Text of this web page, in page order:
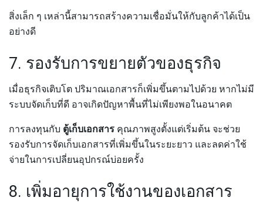
สิ่งเล็ก ๆ เหล่านี้สามารถสร้างความเชื่อมั่นให้กับลูกค้าได้เป็น
อย่างดี
7. รองรับการขยายตัวของธุรกิจ
เมื่อธุรกิจเติบโต ปริมาณเอกสารก็เพิ่มขึ้นตามไปด้วย หากไม่มี
ระบบจัดเก็บที่ดี อาจเกิดปัญหาพื้นที่ไม่เพียงพอในอนาคต
การลงทุนกับ ตู้เก็บเอกสาร คุณภาพสูงตั้งแต่เริ่มต้น จะช่วย
รองรับการจัดเก็บเอกสารที่เพิ่มขึ้นในระยะยาว และลดค่าใช้
จ่ายในการเปลี่ยนอุปกรณ์บ่อยครั้ง
8. เพิ่มอายุการใช้งานของเอกสาร